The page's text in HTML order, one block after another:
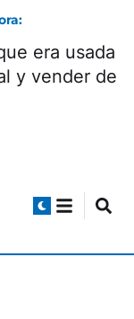
era usada
y vender de